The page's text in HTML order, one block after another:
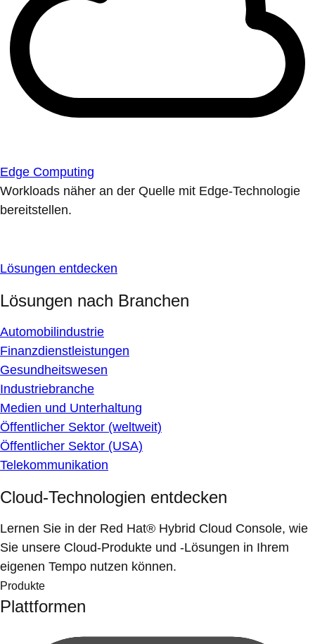
Edge Computing
Workloads näher an der Quelle mit Edge-Technologie
bereitstellen.
Lösungen entdecken
Lösungen nach Branchen
Automobilindustrie
Finanzdienstleistungen
Gesundheitswesen
Industriebranche
Medien und Unterhaltung
Öffentlicher Sektor (weltweit)
Öffentlicher Sektor (USA)
Telekommunikation
Cloud-Technologien entdecken
Lernen Sie in der Red Hat® Hybrid Cloud Console, wie
Sie unsere Cloud-Produkte und -Lösungen in Ihrem
eigenen Tempo nutzen können.
Produkte
Plattformen